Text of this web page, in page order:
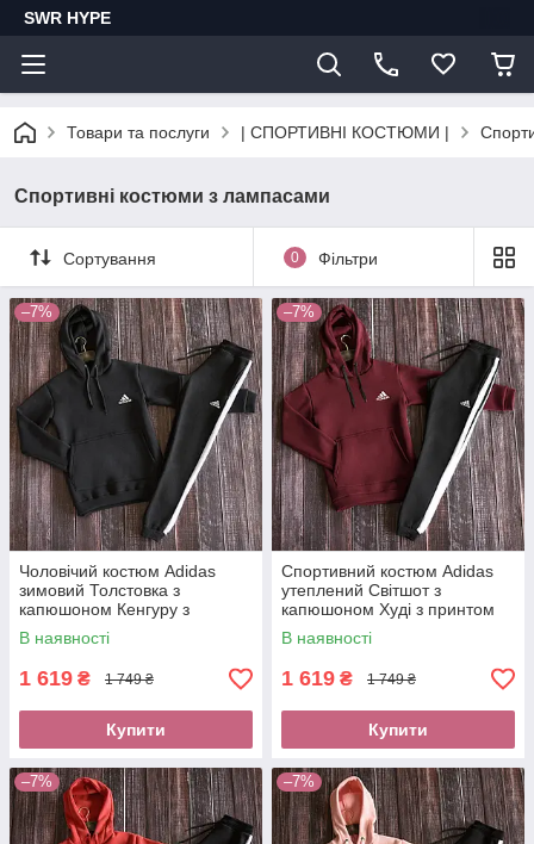
SWR HYPE
Товари та послуги | СПОРТИВНІ КОСТЮМИ |
Спортивні костюми з лампасами
Сортування 0 Фільтри
–7%
Чоловічий костюм Adidas
зимовий Толстовка з
капюшоном Кенгуру з
принтом Адідас і спортивні
штани з лампасами
В наявності
1 619 ₴ 1 749 ₴
Купити
–7%
Спортивний костюм Adidas
утеплений Світшот з
капюшоном Худі з принтом
Адідас, чоловічі штани з
лампасами
В наявності
1 619 ₴ 1 749 ₴
Купити
–7% –7%